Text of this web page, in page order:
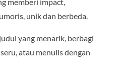
unik dan berbeda.
yang menarik, berbagi
atau menulis dengan